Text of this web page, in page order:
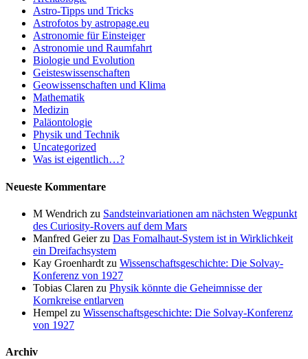
Astro-Tipps und Tricks
Astrofotos by astropage.eu
Astronomie für Einsteiger
Astronomie und Raumfahrt
Biologie und Evolution
Geisteswissenschaften
Geowissenschaften und Klima
Mathematik
Medizin
Paläontologie
Physik und Technik
Uncategorized
Was ist eigentlich…?
Neueste Kommentare
M Wendrich zu Sandsteinvariationen am nächsten Wegpunkt
des Curiosity-Rovers auf dem Mars
Manfred Geierzu Das Fomalhaut-System ist in Wirklichkeit
ein Dreifachsystem
Kay Groenhardt zu Wissenschaftsgeschichte: Die Solvay-
Konferenz von 1927
Tobias Claren zu Physik könnte die Geheimnisse der
Kornkreise entlarven
Hempel zu Wissenschaftsgeschichte: Die Solvay-Konferenz
von 1927
Archiv